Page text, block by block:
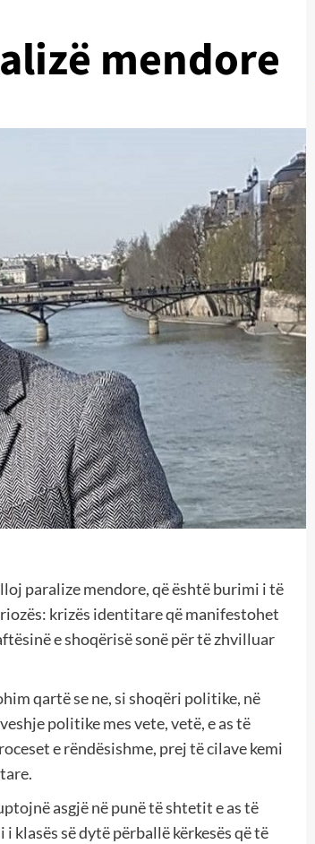
mendore
paralize mendore, që është burimi i të
krizës identitare që manifestohet
e shoqërisë sonë për të zhvilluar
qartë se ne, si shoqëri politike, në
politike mes vete, vetë, e as të
e rëndësishme, prej të cilave kemi
asgjë në punë të shtetit e as të
klasës së dytë përballë kërkesës që të